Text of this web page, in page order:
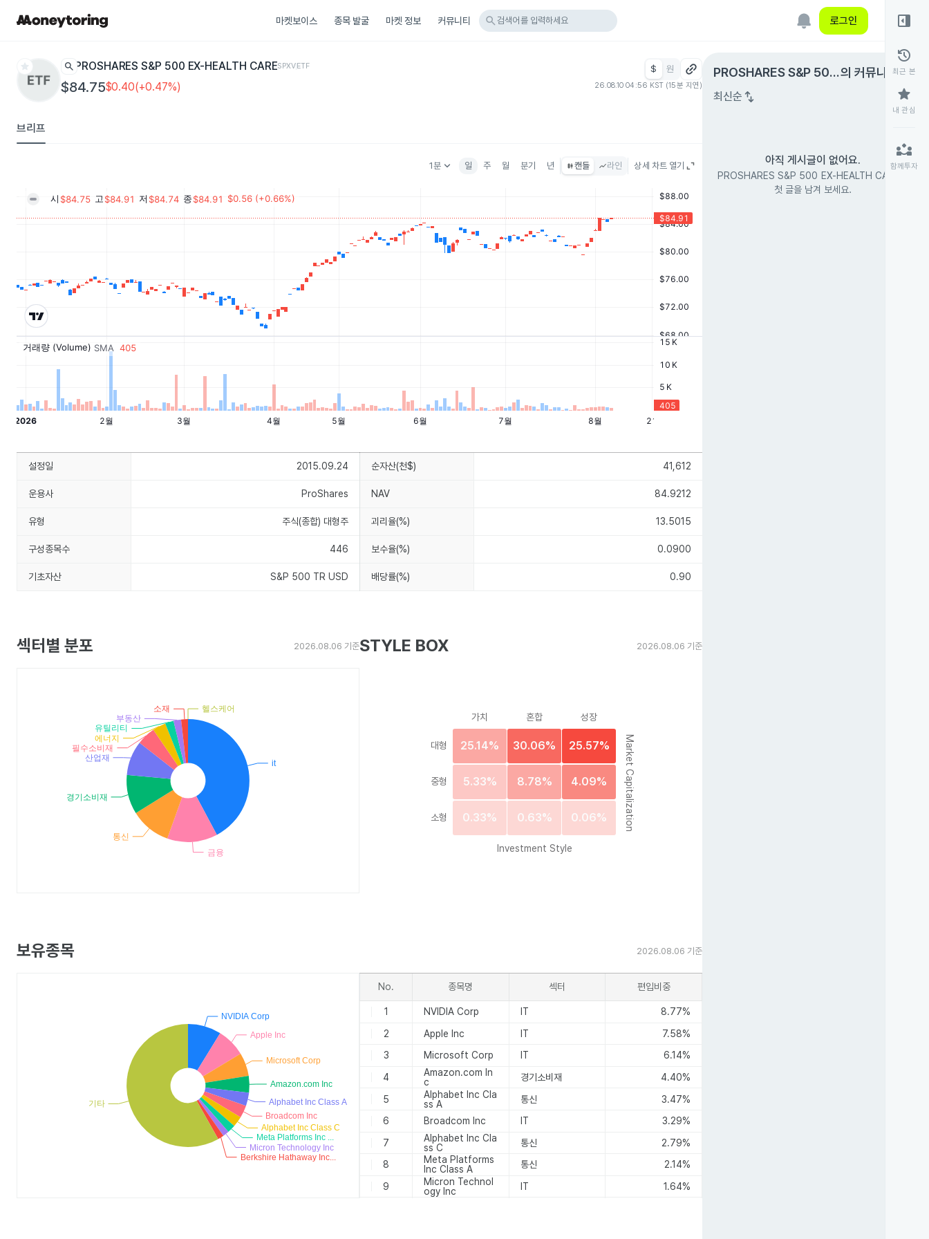
마켓보이스 종목 발굴 마켓 정보 커뮤니티 search 검색어를 입력하세요 로그인
star search PROSHARES S&P 500 EX-HEALTH CARESPXVETF
$84.75$0.40(+0.47%)
$ 원
26.08.10 04:56 KST (15분 지연)
브리프
1분keyboard_arrow_down 일 주 월 분기 년 캔들 라인 상세 차트 열기
PROSHARES S&P 500
EX-HEALTH CARE
의 커뮤니티expand_circle_right
최신순 swap_vert
아직 게시글이 없어요.
PROSHARES S&P 500 EX-HEALTH CARE의
첫 글을 남겨 보세요.
right_panel_open
history
최근 본
star
내 관심
partner_exchange
함께투자